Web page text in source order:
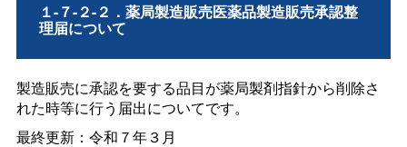
１-７-２-２．薬局製造販売医薬品製造販売承認整
理届について
製造販売に承認を要する品目が薬局製剤指針から削除さ
れた時等に行う届出についてです。
最終更新：令和７年３月